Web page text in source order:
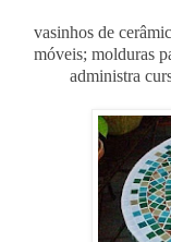
vasinhos de
móveis; molduras
administra